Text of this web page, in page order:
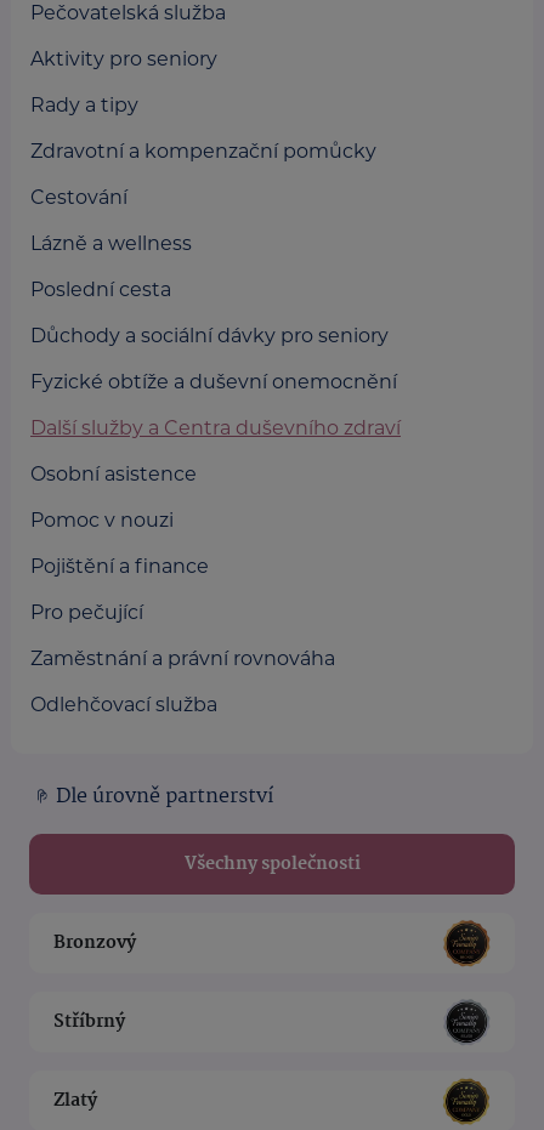
Pečovatelská služba
Aktivity pro seniory
Rady a tipy
Zdravotní a kompenzační pomůcky
Cestování
Lázně a wellness
Poslední cesta
Důchody a sociální dávky pro seniory
Fyzické obtíže a duševní onemocnění
Další služby a Centra duševního zdraví
Osobní asistence
Pomoc v nouzi
Pojištění a finance
Pro pečující
Zaměstnání a právní rovnováha
Odlehčovací služba
Dle úrovně partnerství
Všechny společnosti
Bronzový
Stříbrný
Zlatý